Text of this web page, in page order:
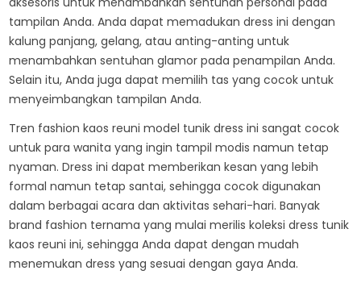
tampilan Anda. Anda dapat memadukan dress ini dengan
kalung panjang, gelang, atau anting-anting untuk
menambahkan sentuhan glamor pada penampilan Anda.
Selain itu, Anda juga dapat memilih tas yang cocok untuk
menyeimbangkan tampilan Anda.
Tren fashion kaos reuni model tunik dress ini sangat cocok
untuk para wanita yang ingin tampil modis namun tetap
nyaman. Dress ini dapat memberikan kesan yang lebih
formal namun tetap santai, sehingga cocok digunakan
dalam berbagai acara dan aktivitas sehari-hari. Banyak
brand fashion ternama yang mulai merilis koleksi dress tunik
kaos reuni ini, sehingga Anda dapat dengan mudah
menemukan dress yang sesuai dengan gaya Anda.